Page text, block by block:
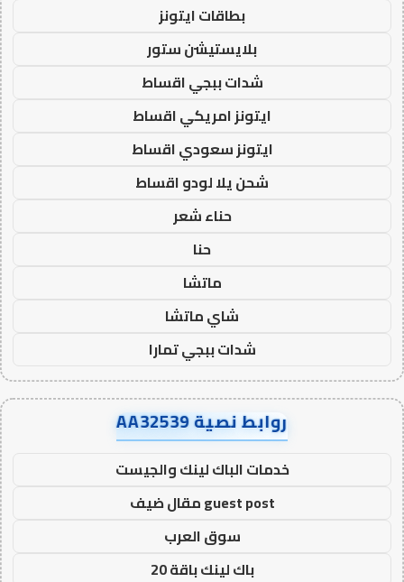
بطاقات ايتونز
بلايستيشن ستور
شدات ببجي اقساط
ايتونز امريكي اقساط
ايتونز سعودي اقساط
شحن يلا لودو اقساط
حناء شعر
حنا
ماتشا
شاي ماتشا
شدات ببجي تمارا
روابط نصية AA32539
خدمات الباك لينك والجيست
guest post مقال ضيف
سوق العرب
باك لينك باقة 20